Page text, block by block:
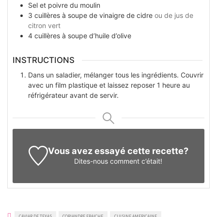
Sel et poivre du moulin
3 cuillères à soupe de vinaigre de cidre ou de jus de
citron vert
4 cuillères à soupe d’huile d’olive
INSTRUCTIONS
Dans un saladier, mélanger tous les ingrédients. Couvrir
avec un film plastique et laissez reposer 1 heure au
réfrigérateur avant de servir.
Vous avez essayé cette recette?
Dites-nous comment c’était!